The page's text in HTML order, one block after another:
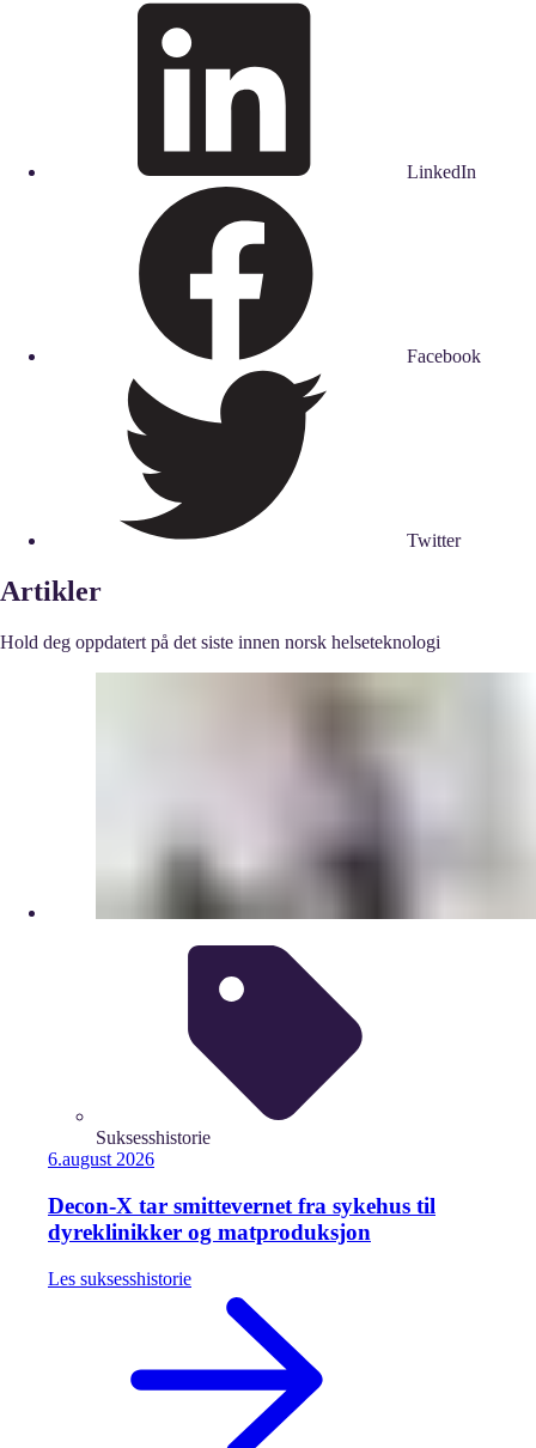
LinkedIn
Facebook
Twitter
Artikler
Hold deg oppdatert på det siste innen norsk helseteknologi
Suksesshistorie
6.august 2026
Decon-X tar smittevernet fra sykehus til
dyreklinikker og matproduksjon
Les suksesshistorie